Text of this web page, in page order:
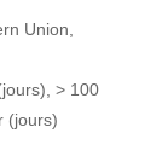
Union,
> 100
(jours)